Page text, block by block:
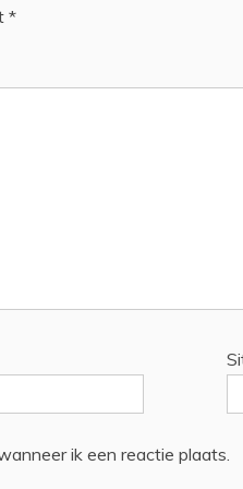
*
ik een reactie plaats.